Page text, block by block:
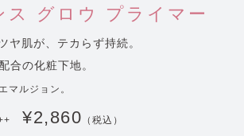
ス グロウ プライマー
ヤ肌が、テカらず持続。
合の化粧下地。
マルジョン。
¥2,860 （税込）